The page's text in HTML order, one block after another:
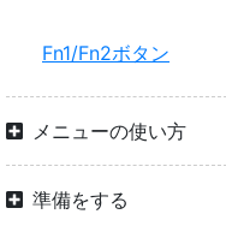
Fn1/Fn2ボタン
メニューの使い方
準備をする